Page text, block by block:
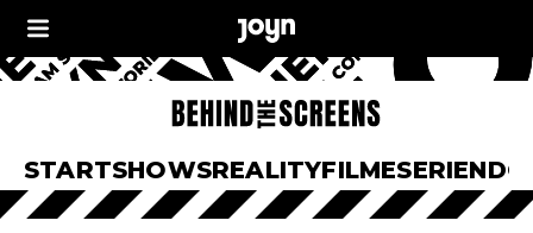
STARTSHOWSREALITYFILMESERIEN